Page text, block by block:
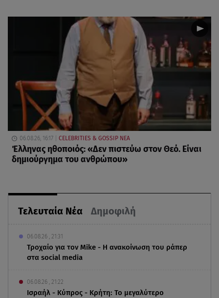
Τελευταία Νέα Δημοφιλή
06.08.26 , 21:31
Τροχαίο για τον Mike - Η ανακοίνωση του ράπερ
στα social media
06.08.26 , 21:22
Ισραήλ - Κύπρος - Κρήτη: Το μεγαλύτερο
06.08.26, 16:17 CELEBRITIES & GOSSIP ΝΕΑ
Έλληνας ηθοποιός: «Δεν πιστεύω στον Θεό. Είναι
δημιούργημα του ανθρώπου»